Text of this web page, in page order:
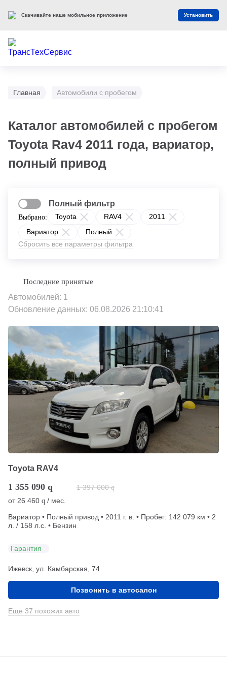
Главная Автомобили с пробегом
Каталог автомобилей с пробегом
Toyota Rav4 2011 года, вариатор,
полный привод
Выбрано: Toyota RAV4
2011
Вариатор
Полный
Сбросить все параметры фильтра
Полный фильтр
Автомобилей: 1
Обновление данных: 06.08.2026 21:10:41
Toyota RAV4
1 355 090 q 1 397 000 q
от 26 460 q / мес.
Вариатор • Полный привод • 2011 г. в. • Пробег: 142 079 км • 2
л. / 158 л.с. • Бензин
Гарантия
Ижевск, ул. Камбарская, 74
Позвонить в автосалон
Еще 37 похожих авто
Скачивайте наше мобильное приложение Установить